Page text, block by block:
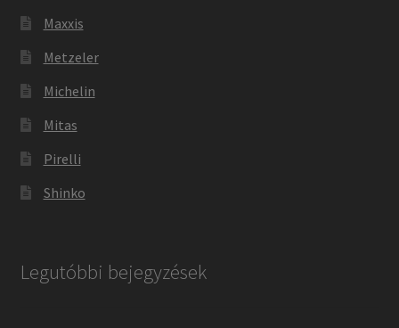
Maxxis
Metzeler
Michelin
Mitas
Pirelli
Shinko
Legutóbbi bejegyzések